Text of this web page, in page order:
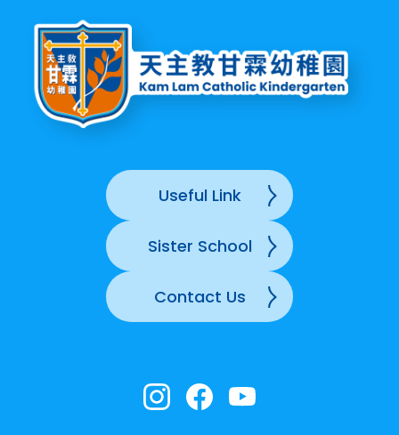
Useful Link
Sister School
Contact Us